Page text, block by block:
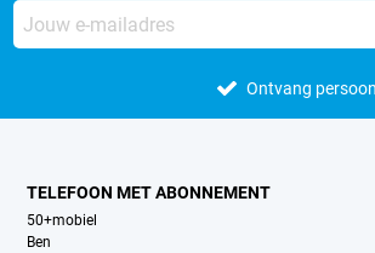
Ontvang
TELEFOON MET ABONNEMENT
50+mobiel
Ben